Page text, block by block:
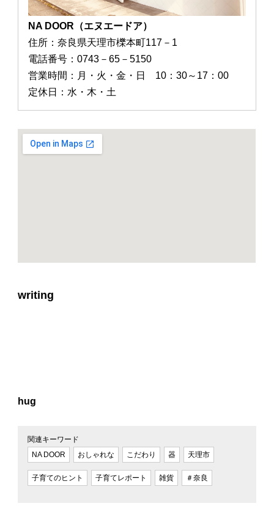
NA DOOR（エヌエードア）
住所：奈良県天理市櫟本町117－1
電話番号：0743－65－5150
営業時間：月・火・金・日 10：30～17：00
定休日：水・木・土
writing
hug
関連キーワード
NA DOOR
おしゃれな こだわり 器 天理市
子育てのヒント 子育てレポート 雑貨 ＃奈良